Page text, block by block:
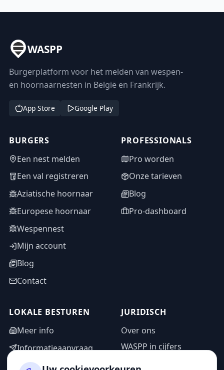
WASPP
Burgerplatform voor het melden van wespen-
en hoornaarnesten in België en Frankrijk.
App Store Google Play
BURGERS
Een nest melden
Een val registreren
Aziatische hoornaar
Europese hoornaar
Wespennest
Mijn account
Blog
Contact
PROFESSIONALS
Pro worden
Onze tarieven
Blog
Pro-dashboard
LOKALE BESTUREN
Meer info
Informatieaanvraag
Adminzone
JURIDISCH
Over ons
WASPP in cijfers